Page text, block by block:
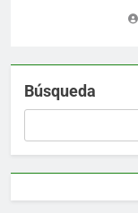
Búsqueda